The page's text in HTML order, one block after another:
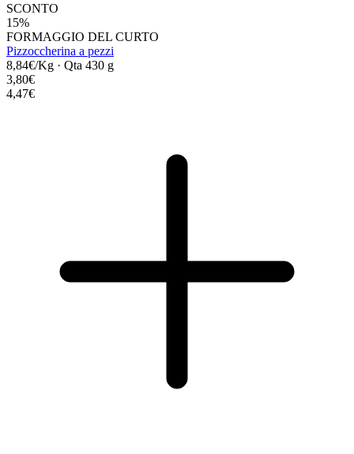
SCONTO
15%
FORMAGGIO DEL CURTO
Pizzoccherina a pezzi
8,84€/Kg · Qta 430 g
3,80€
4,47€